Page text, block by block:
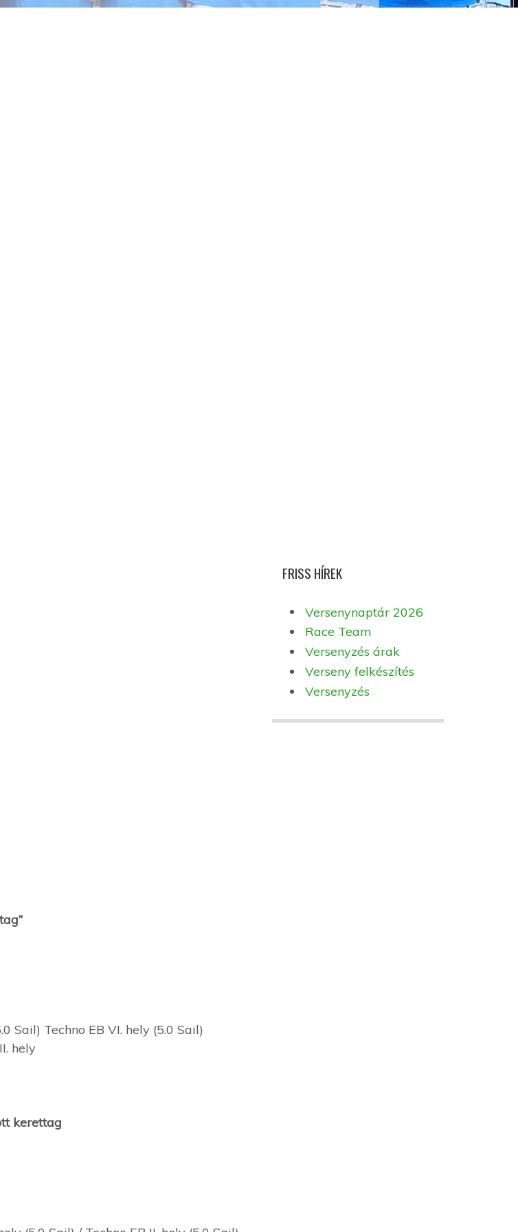
Sail) Techno EB VI. hely (5.0 Sail)
hely
FRISS HÍREK
Versenynaptár 2026
Race Team
Versenyzés árak
Verseny felkészítés
Versenyzés